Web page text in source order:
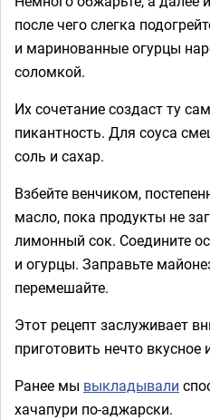
после чего слегка
и маринованные огурцы
соломкой.
Их сочетание создаст ту
пикантность. Для соуса
соль и сахар.
Взбейте венчиком,
масло, пока продукты не
лимонный сок. Соедините
и огурцы. Заправьте
перемешайте.
Этот рецепт заслуживает
приготовить нечто вкусное
Ранее мы выкладывали
хачапури по-аджарски.